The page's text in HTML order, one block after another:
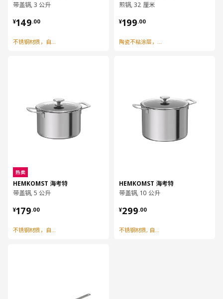
带盖锅, 3 公升
¥149.00
¥ 149.00
不锈钢材质，自带刻度及滤水口
热卖
HEMKOMST 海考特
带盖锅, 5 公升
¥179.00
¥ 179.00
不锈钢材质，自带刻度及滤水口
煎锅, 32 厘米
¥199.00
¥ 199.00
陶瓷不粘涂层，节省用油
HEMKOMST 海考特
带盖锅, 10 公升
¥299.00
¥ 299.00
不锈钢材质, 自带刻度精准控量